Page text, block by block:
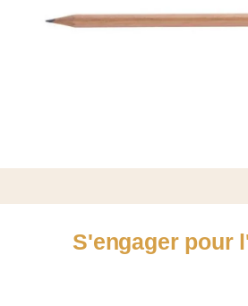
S'engager pour